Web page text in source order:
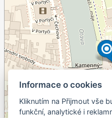
Informace o cookies
Kliknutím na Přijmout vše
funkční, analytické i